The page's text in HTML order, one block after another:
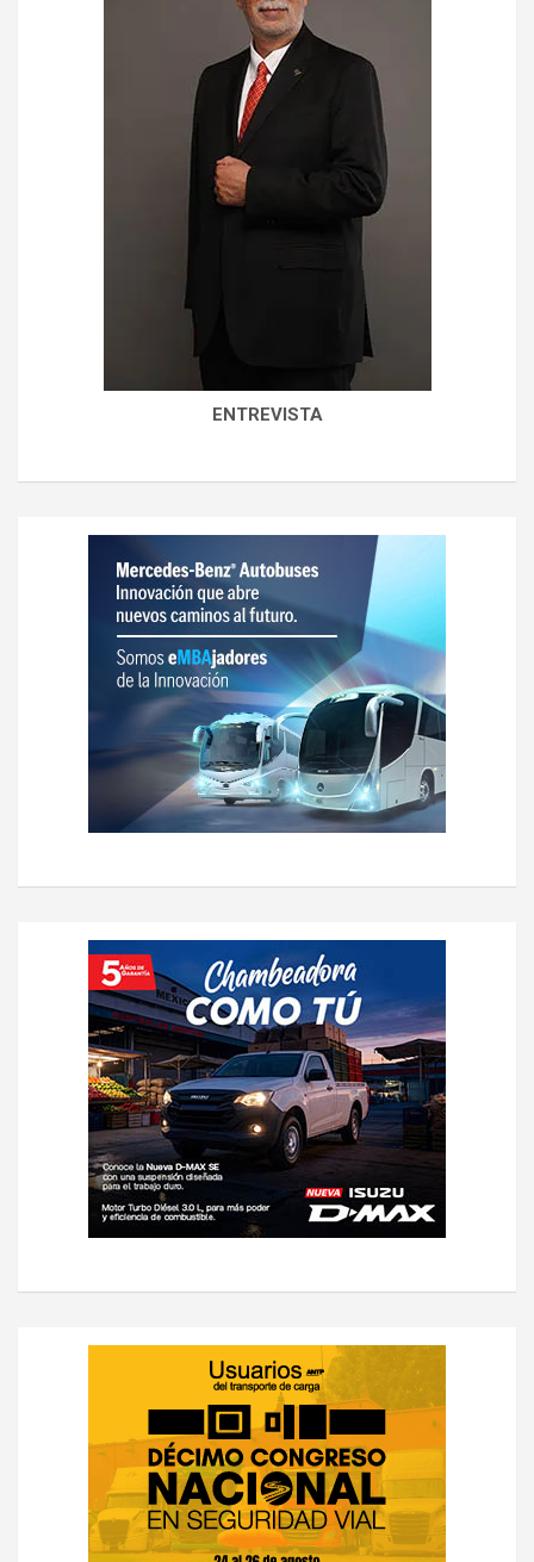
ENTREVISTA